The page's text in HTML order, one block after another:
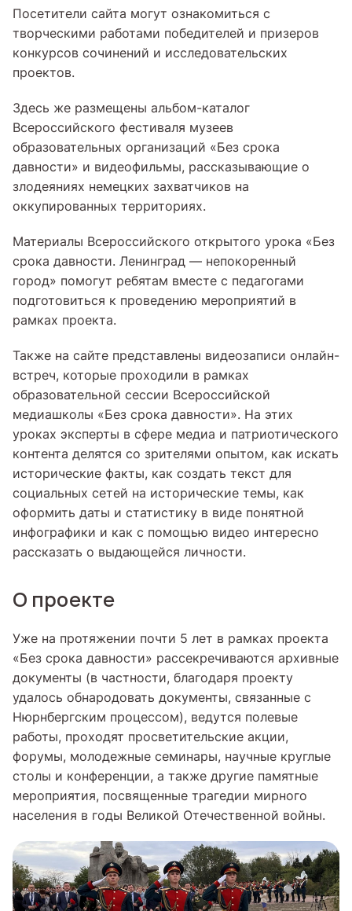
Посетители сайта могут ознакомиться с
творческими работами победителей и призеров
конкурсов сочинений и исследовательских
проектов.
Здесь же размещены альбом-каталог
Всероссийского фестиваля музеев
образовательных организаций «Без срока
давности» и видеофильмы, рассказывающие о
злодеяниях немецких захватчиков на
оккупированных территориях.
Материалы Всероссийского открытого урока «Без
срока давности. Ленинград — непокоренный
город» помогут ребятам вместе с педагогами
подготовиться к проведению мероприятий в
рамках проекта.
Также на сайте представлены видеозаписи онлайн-
встреч, которые проходили в рамках
образовательной сессии Всероссийской
медиашколы «Без срока давности». На этих
уроках эксперты в сфере медиа и патриотического
контента делятся со зрителями опытом, как искать
исторические факты, как создать текст для
социальных сетей на исторические темы, как
оформить даты и статистику в виде понятной
инфографики и как с помощью видео интересно
рассказать о выдающейся личности.
О проекте
Уже на протяжении почти 5 лет в рамках проекта
«Без срока давности» рассекречиваются архивные
документы (в частности, благодаря проекту
удалось обнародовать документы, связанные с
Нюрнбергским процессом), ведутся полевые
работы, проходят просветительские акции,
форумы, молодежные семинары, научные круглые
столы и конференции, а также другие памятные
мероприятия, посвященные трагедии мирного
населения в годы Великой Отечественной войны.